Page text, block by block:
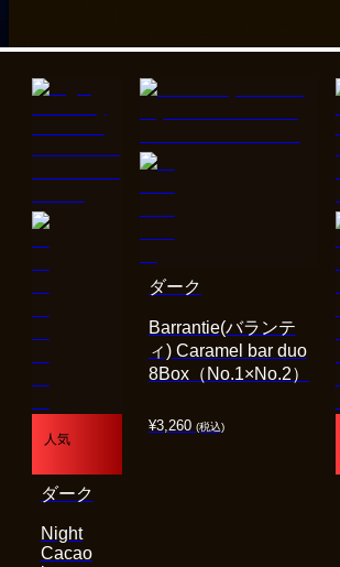
人気
Night
Cacao
ダーク
¥3,260 (税込)
Barrantie(バランテ
ィ) Caramel bar duo
8Box（No.1×No.2）
ダーク